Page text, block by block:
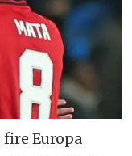
fire Europa